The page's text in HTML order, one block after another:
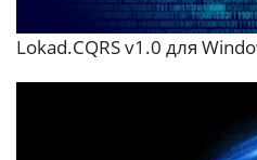
Lokad.CQRS v1.0 для